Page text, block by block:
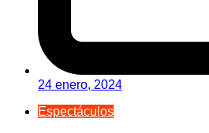
24 enero, 2024
Espectáculos